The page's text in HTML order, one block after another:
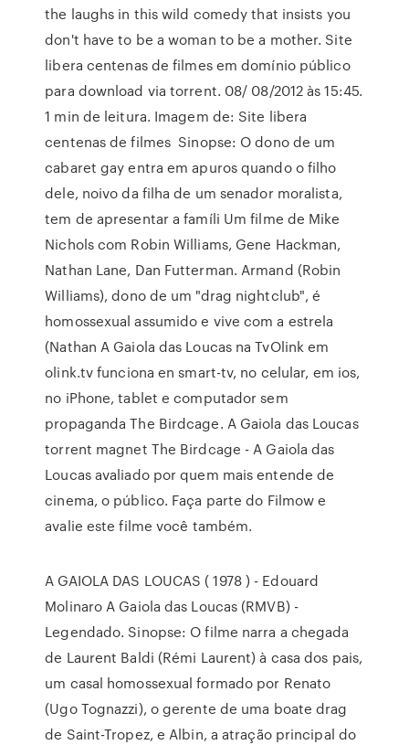
the laughs in this wild comedy that insists you
don't have to be a woman to be a mother. Site
libera centenas de filmes em domínio público
para download via torrent. 08/ 08/2012 às 15:45.
1 min de leitura. Imagem de: Site libera
centenas de filmes Sinopse: O dono de um
cabaret gay entra em apuros quando o filho
dele, noivo da filha de um senador moralista,
tem de apresentar a famíli Um filme de Mike
Nichols com Robin Williams, Gene Hackman,
Nathan Lane, Dan Futterman. Armand (Robin
Williams), dono de um "drag nightclub", é
homossexual assumido e vive com a estrela
(Nathan A Gaiola das Loucas na TvOlink em
olink.tv funciona en smart-tv, no celular, em ios,
no iPhone, tablet e computador sem
propaganda The Birdcage. A Gaiola das Loucas
torrent magnet The Birdcage - A Gaiola das
Loucas avaliado por quem mais entende de
cinema, o público. Faça parte do Filmow e
avalie este filme você também.
A GAIOLA DAS LOUCAS ( 1978 ) - Edouard
Molinaro A Gaiola das Loucas (RMVB) -
Legendado. Sinopse: O filme narra a chegada
de Laurent Baldi (Rémi Laurent) à casa dos pais,
um casal homossexual formado por Renato
(Ugo Tognazzi), o gerente de uma boate drag
de Saint-Tropez, e Albin, a atração principal do